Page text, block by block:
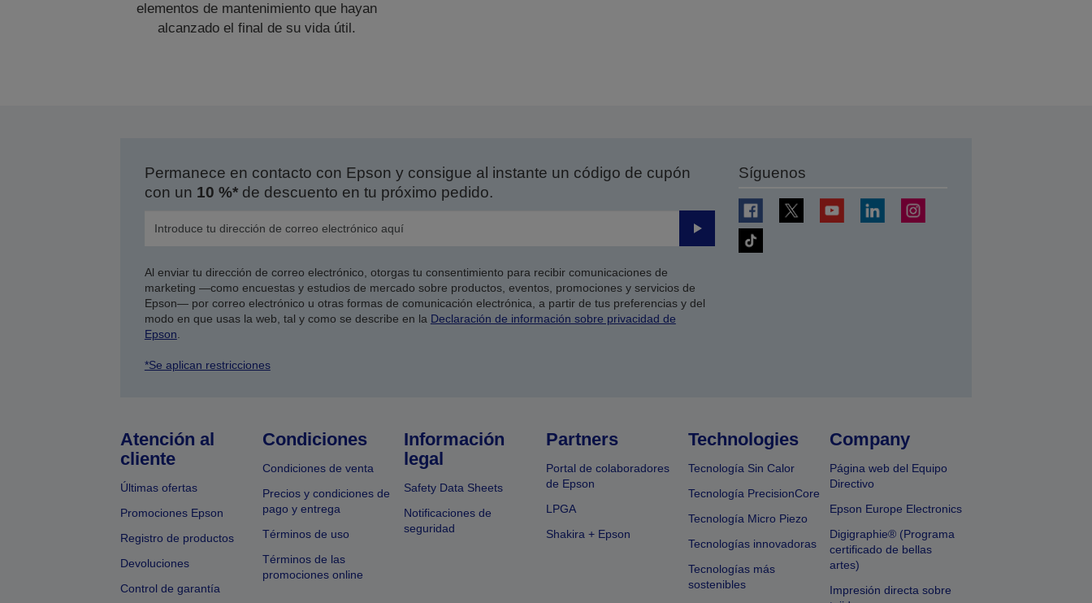
elementos de mantenimiento que hayan
alcanzado el final de su vida útil.
Permanece en contacto con Epson y consigue al instante un código de cupón
con un 10 %*de descuento en tu próximo pedido.
Enviar
Al enviar tu dirección de correo electrónico, otorgas tu consentimiento para recibir comunicaciones de
marketing —como encuestas y estudios de mercado sobre productos, eventos, promociones y servicios de
Epson— por correo electrónico u otras formas de comunicación electrónica, a partir de tus preferencias y del
modo en que usas la web, tal y como se describe en la Declaración de información sobre privacidad de
Epson
*Se aplican restricciones
Síguenos
Atención al
cliente
Últimas ofertas
Promociones Epson
Registro de productos
Devoluciones
Control de garantía
Condiciones
Condiciones de venta
Precios y condiciones de
pago y entrega
Términos de uso
Términos de las
promociones online
Información
legal
Safety Data Sheets
Notificaciones de
seguridad
Partners
Portal de colaboradores
de Epson
LPGA
Shakira + Epson
Technologies
Tecnología Sin Calor
Tecnología PrecisionCore
Tecnología Micro Piezo
Tecnologías innovadoras
Tecnologías más
sostenibles
Company
Página web del Equipo
Directivo
Epson Europe Electronics
Digigraphie® (Programa
certificado de bellas
artes)
Impresión directa sobre